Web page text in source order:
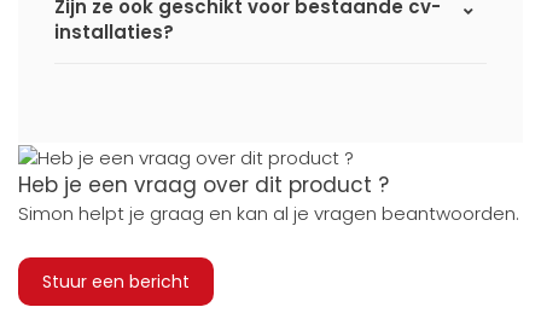
Zijn ze ook geschikt voor bestaande cv-
installaties?
Heb je een vraag over dit product ?
Simon helpt je graag en kan al je vragen beantwoorden.
Stuur een bericht